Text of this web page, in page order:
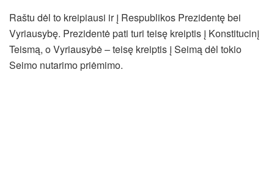
Raštu dėl to kreipiausi ir į Respublikos Prezidentę bei
Vyriausybę. Prezidentė pati turi teisę kreiptis į Konstitucinį
Teismą, o Vyriausybė – teisę kreiptis į Seimą dėl tokio
Seimo nutarimo priėmimo.